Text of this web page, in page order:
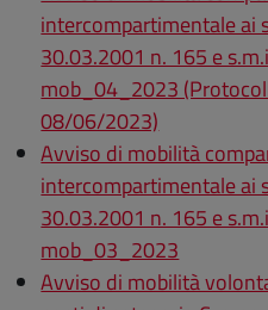
intercompartimentale ai
30.03.2001 n. 165 e
mob_04_2023
08/06/2023)
Avviso di mobilità
intercompartimentale ai
30.03.2001 n. 165 e
mob_03_2023
Avviso di mobilità